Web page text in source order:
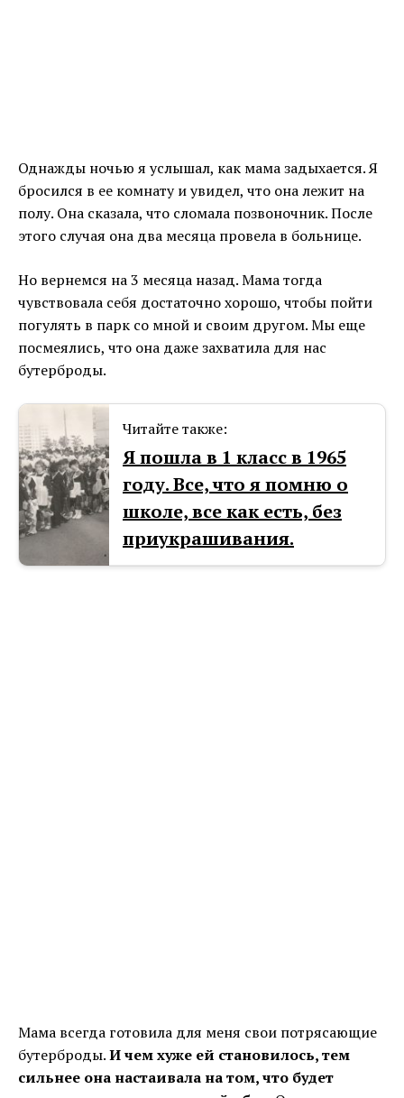
Однажды ночью я услышал, как мама задыхается. Я
бросился в ее комнату и увидел, что она лежит на
полу. Она сказала, что сломала позвоночник. После
этого случая она два месяца провела в больнице.
Но вернемся на 3 месяца назад. Мама тогда
чувствовала себя достаточно хорошо, чтобы пойти
погулять в парк со мной и своим другом. Мы еще
посмеялись, что она даже захватила для нас
бутерброды.
Читайте также:
Я пошла в 1 класс в 1965
году. Все, что я помню о
школе, все как есть, без
приукрашивания.
Мама всегда готовила для меня свои потрясающие
бутерброды.И чем хуже ей становилось, тем
сильнее она настаивала на том, что будет